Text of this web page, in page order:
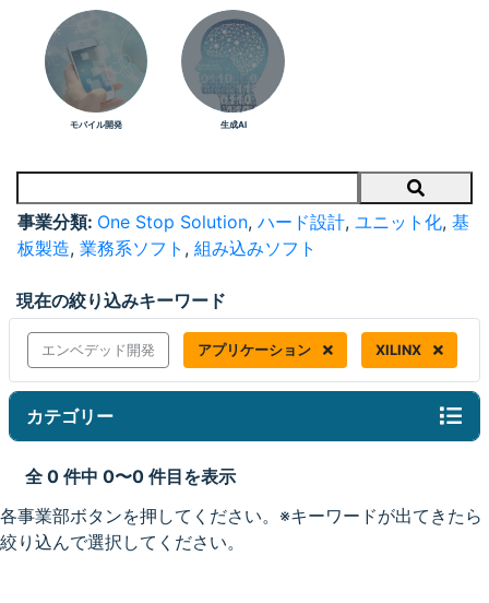
モバイル開発 生成AI
Search
事業分類: One Stop Solution, ハード設計, ユニット化, 基
板製造, 業務系ソフト , 組み込みソフト
現在の絞り込みキーワード
エンベデッド開発 アプリケーション XILINX
カテゴリー
全 0 件中 0〜0 件目を表示
各事業部ボタンを押してください。※キーワードが出てきたら
絞り込んで選択してください。